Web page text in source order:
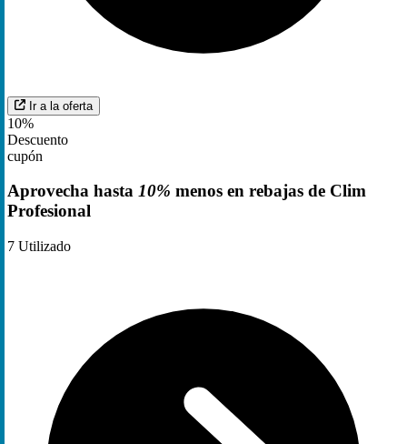
Ir a la oferta
10%
Descuento
cupón
Aprovecha hasta 10% menos en rebajas de Clim
Profesional
7 Utilizado